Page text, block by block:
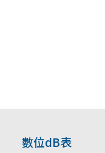
數位dB表